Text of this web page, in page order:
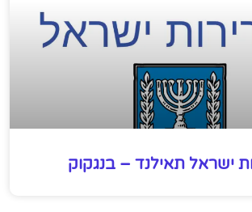
ישראל תאילנד – בנגקוק